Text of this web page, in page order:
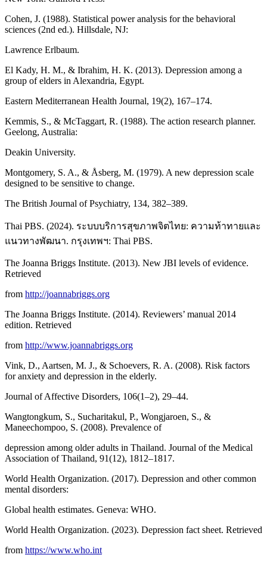
Cohen, J. (1988). Statistical power analysis for the behavioral
sciences (2nd ed.). Hillsdale, NJ:
Lawrence Erlbaum.
El Kady, H. M., & Ibrahim, H. K. (2013). Depression among a
group of elders in Alexandria, Egypt.
Eastern Mediterranean Health Journal, 19(2), 167–174.
Kemmis, S., & McTaggart, R. (1988). The action research planner.
Geelong, Australia:
Deakin University.
Montgomery, S. A., & Åsberg, M. (1979). A new depression scale
designed to be sensitive to change.
The British Journal of Psychiatry, 134, 382–389.
Thai PBS. (2024). ระบบบริการสุขภาพจิตไทย: ความท้าทายและ
แนวทางพัฒนา. กรุงเทพฯ: Thai PBS.
The Joanna Briggs Institute. (2013). New JBI levels of evidence.
Retrieved
from http://joannabriggs.org
The Joanna Briggs Institute. (2014). Reviewers’ manual 2014
edition. Retrieved
from http://www.joannabriggs.org
Vink, D., Aartsen, M. J., & Schoevers, R. A. (2008). Risk factors
for anxiety and depression in the elderly.
Journal of Affective Disorders, 106(1–2), 29–44.
Wangtongkum, S., Sucharitakul, P., Wongjaroen, S., &
Maneechompoo, S. (2008). Prevalence of
depression among older adults in Thailand. Journal of the Medical
Association of Thailand, 91(12), 1812–1817.
World Health Organization. (2017). Depression and other common
mental disorders:
Global health estimates. Geneva: WHO.
World Health Organization. (2023). Depression fact sheet. Retrieved
from https://www.who.int